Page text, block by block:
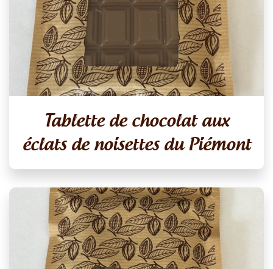
Tablette de chocolat aux
éclats de noisettes du Piémont